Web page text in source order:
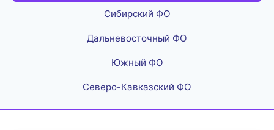
Сибирский ФО
Дальневосточный ФО
Южный ФО
Северо-Кавказский ФО